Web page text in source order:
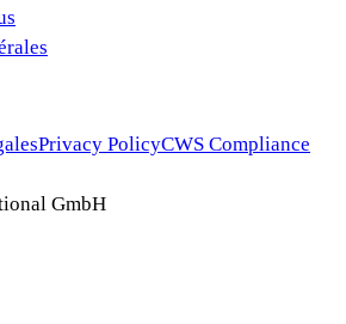
Privacy PolicyCWS Compliance
GmbH